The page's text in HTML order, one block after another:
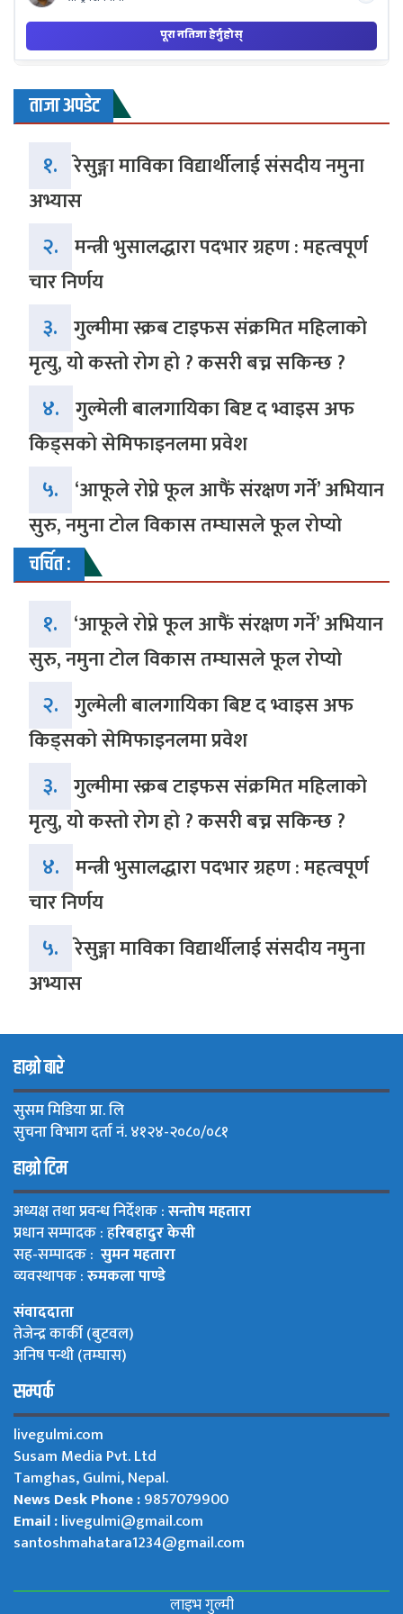
ताजा अपडेट
१. रेसुङ्गा माविका विद्यार्थीलाई संसदीय नमुना
अभ्यास
२. मन्त्री भुसालद्धारा पदभार ग्रहण : महत्वपूर्ण
चार निर्णय
३. गुल्मीमा स्क्रब टाइफस संक्रमित महिलाको
मृत्यु, यो कस्तो रोग हो ? कसरी बच्न सकिन्छ ?
४. गुल्मेली बालगायिका बिष्ट द भ्वाइस अफ
किड्सको सेमिफाइनलमा प्रवेश
५. ‘आफूले रोप्ने फूल आफैं संरक्षण गर्ने’ अभियान
सुरु, नमुना टोल विकास तम्घासले फूल रोप्यो
चर्चित :
१. ‘आफूले रोप्ने फूल आफैं संरक्षण गर्ने’ अभियान
सुरु, नमुना टोल विकास तम्घासले फूल रोप्यो
२. गुल्मेली बालगायिका बिष्ट द भ्वाइस अफ
किड्सको सेमिफाइनलमा प्रवेश
३. गुल्मीमा स्क्रब टाइफस संक्रमित महिलाको
मृत्यु, यो कस्तो रोग हो ? कसरी बच्न सकिन्छ ?
४. मन्त्री भुसालद्धारा पदभार ग्रहण : महत्वपूर्ण
चार निर्णय
५. रेसुङ्गा माविका विद्यार्थीलाई संसदीय नमुना
अभ्यास
हाम्रो बारे
सुसम मिडिया प्रा. लि
सुचना विभाग दर्ता नं. ४१२४-२०८०/०८१
हाम्रो टिम
अध्यक्ष तथा प्रवन्ध निर्देशक :सन्तोष महतारा
प्रधान सम्पादक : हरिबहादुर केसी
सह-सम्पादक : सुमन महतारा
व्यवस्थापक :रुमकला पाण्डे
संवाददाता
तेजेन्द्र कार्की (बुटवल)
अनिष पन्थी (तम्घास)
सम्पर्क
livegulmi.com
Susam Media Pvt. Ltd
Tamghas, Gulmi, Nepal.
News Desk Phone :9857079900
Email :livegulmi@gmail.com
santoshmahatara1234@gmail.com
लाइभ गुल्मी